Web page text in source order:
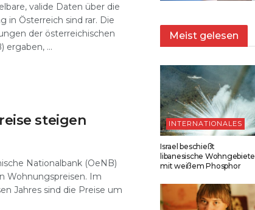
valide Daten über die
in Österreich sind rar. Die
der österreichischen
ergaben, ...
steigen
Nationalbank (OeNB)
Wohnungspreisen. Im
Jahres sind die Preise um
Meist gelesen
INTERNATIONALES
Israel beschießt
libanesische Wohngebiete
mit weißem Phosphor